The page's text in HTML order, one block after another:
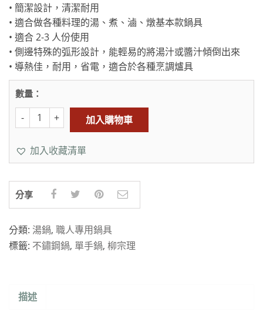
• 簡潔設計，清潔耐用
• 適合做各種料理的湯、煮、滷、燉基本款鍋具
• 適合 2-3 人份使用
• 側邊特殊的弧形設計，能輕易的將湯汁或醬汁傾倒出來
• 導熱佳，耐用，省電，適合於各種烹調爐具
數量：
加入購物車
加入收藏清單
分享
分類: 湯鍋, 職人專用鍋具
標籤: 不鏽鋼鍋, 單手鍋, 柳宗理
描述